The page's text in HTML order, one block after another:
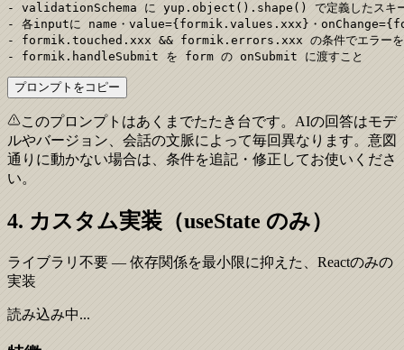
- validationSchema に yup.object().shape() で定義したスキー
- 各inputに name・value={formik.values.xxx}・
- formik.touched.xxx && formik.errors.xxx の条件でエラーを表
- formik.handleSubmit を form の onSubmit に渡すこと
プロンプトをコピー
このプロンプトはあくまでたたき台です。AIの回答はモデ
ルやバージョン、会話の文脈によって毎回異なります。意図
通りに動かない場合は、条件を追記・修正してお使いくださ
い。
4. カスタム実装（useState のみ）
ライブラリ不要 — 依存関係を最小限に抑えた、Reactのみの
実装
読み込み中...